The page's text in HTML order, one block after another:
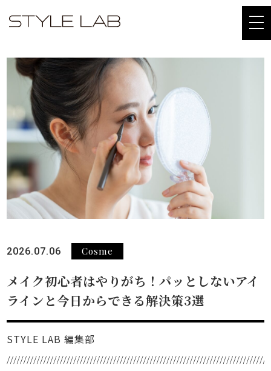
2026.07.06 Cosme
メイク初心者はやりがち！パッとしないアイ
ラインと今日からできる解決策3選
STYLE LAB 編集部